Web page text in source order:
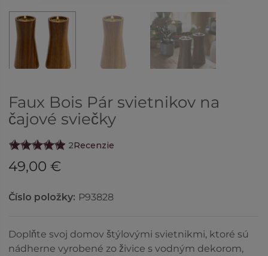
Faux Bois Pár svietnikov na
čajové sviečky
2Recenzie
49,00 €
Číslo položky: P93828
Doplňte svoj domov štýlovými svietnikmi, ktoré sú
nádherne vyrobené zo živice s vodným dekorom,